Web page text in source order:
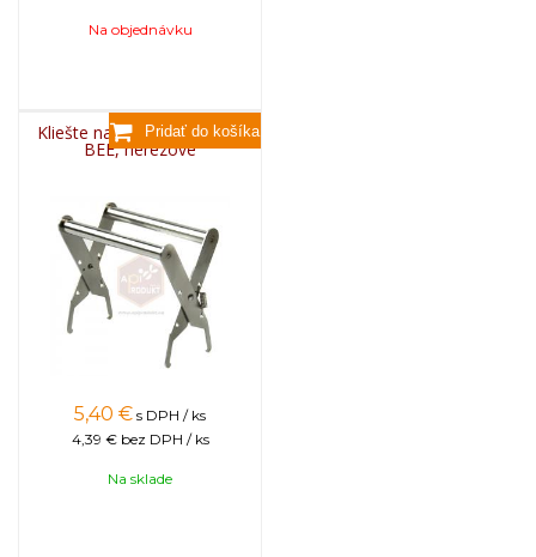
Na objednávku
Kliešte na rámiky zdvíhacie
BEE, nerezové
5,40 € s DPH / ks
4,39 € bez DPH / ks
Na sklade